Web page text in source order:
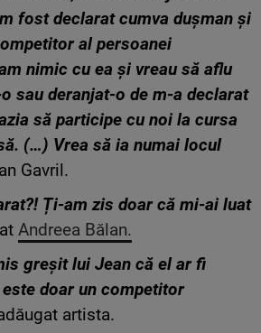
fost declarat cumva dușman și
al persoanei
nimic cu ea și vreau să aflu
sau deranjat-o de m-a declarat
să participe cu noi la cursa
(…) Vrea să ia numai locul
Gavril.
Ți-am zis doar că mi-ai luat
Andreea Bălan.
greșit lui Jean că el ar fi
doar un competitor
artista.